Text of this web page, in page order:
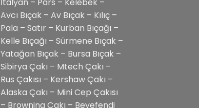
Avcı Bıçak – Av Bıçak – Kılıç –
Pala – Satır – Kurban Bıçağı –
Kelle Bıçağı – Sürmene Bıçak –
Yatağan Bıçak – Bursa Bıçak –
Sibirya Çakı – Mtech Çakı –
Rus Çakısı – Kershaw Çakı –
Alaska Çakı – Mini Cep Çakısı
– Browning Çakı – Beyefendi